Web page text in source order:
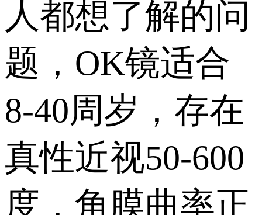
人都想了解的问
题，OK镜适合
8-40周岁，存在
真性近视50-600
度，角膜曲率正